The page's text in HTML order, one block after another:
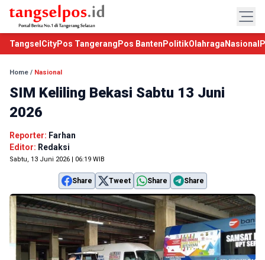
TangselCityPos Tangerang Pos Banten PolitikOlahraga Nasional
Home / Nasional
SIM Keliling Bekasi Sabtu 13 Juni
2026
Reporter: Farhan
Editor: Redaksi
Sabtu, 13 Juni 2026 | 06:19 WIB
Share Tweet Share Share